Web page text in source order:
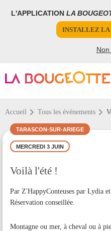
L'APPLICATION LA
INSTALLEZ LA
Accueil Tous les événements
TARASCON-SUR-ARIEGE
MERCREDI 3 JUIN
Voilà l'été !
Par Z'HappyConteuses par Lydia
Réservation conseillée.
Montagne ou mer, à cheval ou à
Votre inscription à la